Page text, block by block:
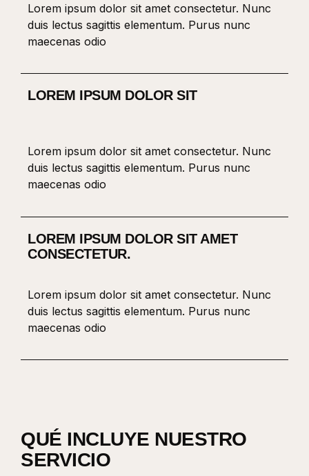
Lorem ipsum dolor sit amet consectetur. Nunc
duis lectus sagittis elementum. Purus nunc
maecenas odio
LOREM IPSUM DOLOR SIT
Lorem ipsum dolor sit amet consectetur. Nunc
duis lectus sagittis elementum. Purus nunc
maecenas odio
LOREM IPSUM DOLOR SIT AMET
CONSECTETUR.
Lorem ipsum dolor sit amet consectetur. Nunc
duis lectus sagittis elementum. Purus nunc
maecenas odio
QUÉ INCLUYE NUESTRO
SERVICIO